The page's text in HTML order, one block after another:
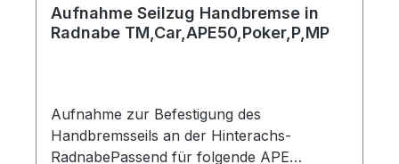
Aufnahme Seilzug Handbremse in
Radnabe TM,Car,APE50,Poker,P,MP
Aufnahme zur Befestigung des
Handbremsseils an der Hinterachs-
RadnabePassend für folgende APE